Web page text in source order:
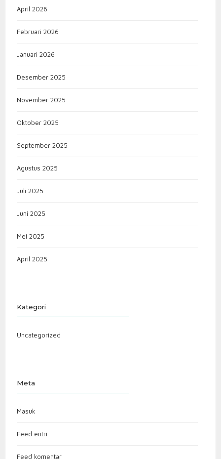
April 2026
Februari 2026
Januari 2026
Desember 2025
November 2025
Oktober 2025
September 2025
Agustus 2025
Juli 2025
Juni 2025
Mei 2025
April 2025
Kategori
Uncategorized
Meta
Masuk
Feed entri
Feed komentar